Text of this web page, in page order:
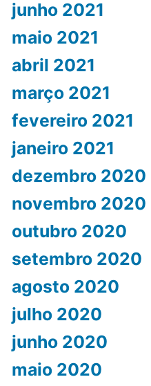
junho 2021
maio 2021
abril 2021
março 2021
fevereiro 2021
janeiro 2021
dezembro 2020
novembro 2020
outubro 2020
setembro 2020
agosto 2020
julho 2020
junho 2020
maio 2020